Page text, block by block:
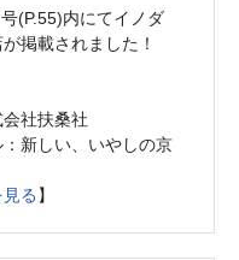
(P.55)内にてイノダ
掲載されました！
社扶桑社
新しい、いやしの京
る 】